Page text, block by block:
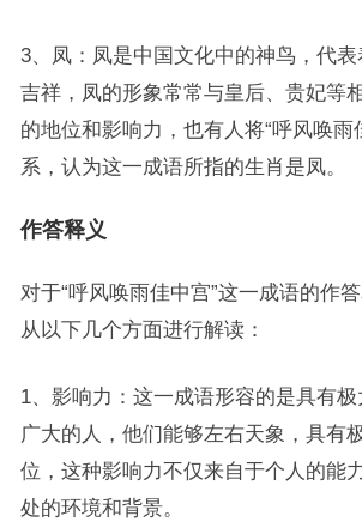
3、凤：凤是中国文化中的神鸟，代
吉祥，凤的形象常常与皇后、贵妃等
的地位和影响力，也有人将“呼风唤雨
系，认为这一成语所指的生肖是凤。
作答释义
对于“呼风唤雨佳中宫”这一成语的作
从以下几个方面进行解读：
1、影响力：这一成语形容的是具有
广大的人，他们能够左右天象，具有
位，这种影响力不仅来自于个人的能
处的环境和背景。